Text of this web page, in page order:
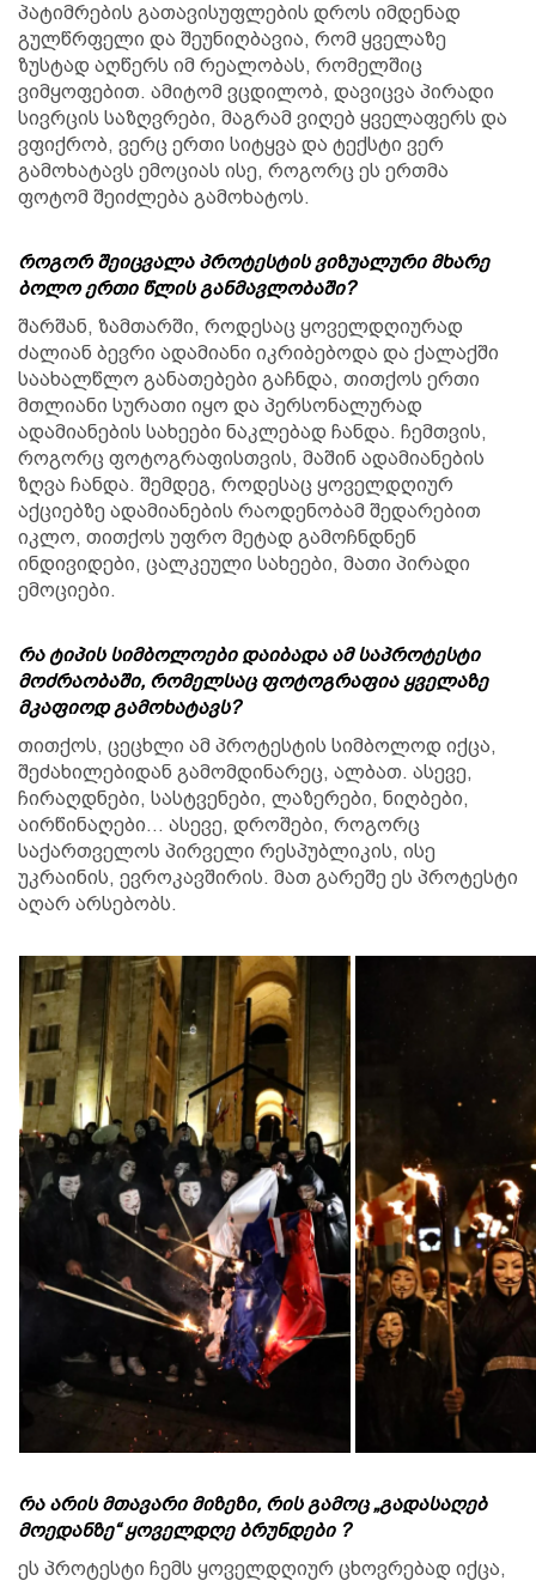
პატიმრების გათავისუფლების დროს იმდენად
გულწრფელი და შეუნიღბავია, რომ ყველაზე
ზუსტად აღწერს იმ რეალობას, რომელშიც
ვიმყოფებით. ამიტომ ვცდილობ, დავიცვა პირადი
სივრცის საზღვრები, მაგრამ ვიღებ ყველაფერს და
ვფიქრობ, ვერც ერთი სიტყვა და ტექსტი ვერ
გამოხატავს ემოციას ისე, როგორც ეს ერთმა
ფოტომ შეიძლება გამოხატოს.
როგორ შეიცვალა პროტესტის ვიზუალური მხარე
ბოლო ერთი წლის განმავლობაში?
შარშან, ზამთარში, როდესაც ყოველდღიურად
ძალიან ბევრი ადამიანი იკრიბებოდა და ქალაქში
საახალწლო განათებები გაჩნდა, თითქოს ერთი
მთლიანი სურათი იყო და პერსონალურად
ადამიანების სახეები ნაკლებად ჩანდა. ჩემთვის,
როგორც ფოტოგრაფისთვის, მაშინ ადამიანების
ზღვა ჩანდა. შემდეგ, როდესაც ყოველდღიურ
აქციებზე ადამიანების რაოდენობამ შედარებით
იკლო, თითქოს უფრო მეტად გამოჩნდნენ
ინდივიდები, ცალკეული სახეები, მათი პირადი
ემოციები.
რა ტიპის სიმბოლოები დაიბადა ამ საპროტესტი
მოძრაობაში, რომელსაც ფოტოგრაფია ყველაზე
მკაფიოდ გამოხატავს?
თითქოს, ცეცხლი ამ პროტესტის სიმბოლოდ იქცა,
შეძახილებიდან გამომდინარეც, ალბათ. ასევე,
ჩირაღდნები, სასტვენები, ლაზერები, ნიღბები,
აირწინაღები… ასევე, დროშები, როგორც
საქართველოს პირველი რესპუბლიკის, ისე
უკრაინის, ევროკავშირის. მათ გარეშე ეს პროტესტი
აღარ არსებობს.
რა არის მთავარი მიზეზი, რის გამოც „გადასაღებ
მოედანზე“ ყოველდღე ბრუნდები ?
ეს პროტესტი ჩემს ყოველდღიურ ცხოვრებად იქცა,